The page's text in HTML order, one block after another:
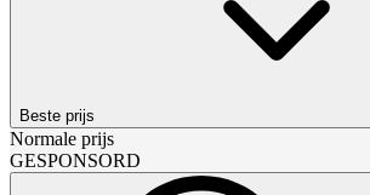
Beste prijs
Normale prijs
GESPONSORD